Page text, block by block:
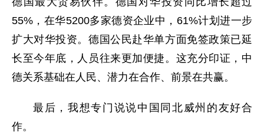
55%，在华5200多家德资企业中，61%计划进一步
扩大对华投资。德国公民赴华单方面免签政策已延
长至今年底，人员往来更加便捷。这充分印证，中
德关系基础在人民、潜力在合作、前景在共赢。
最后， 我想专门说说中国同北威州的友好合
作。